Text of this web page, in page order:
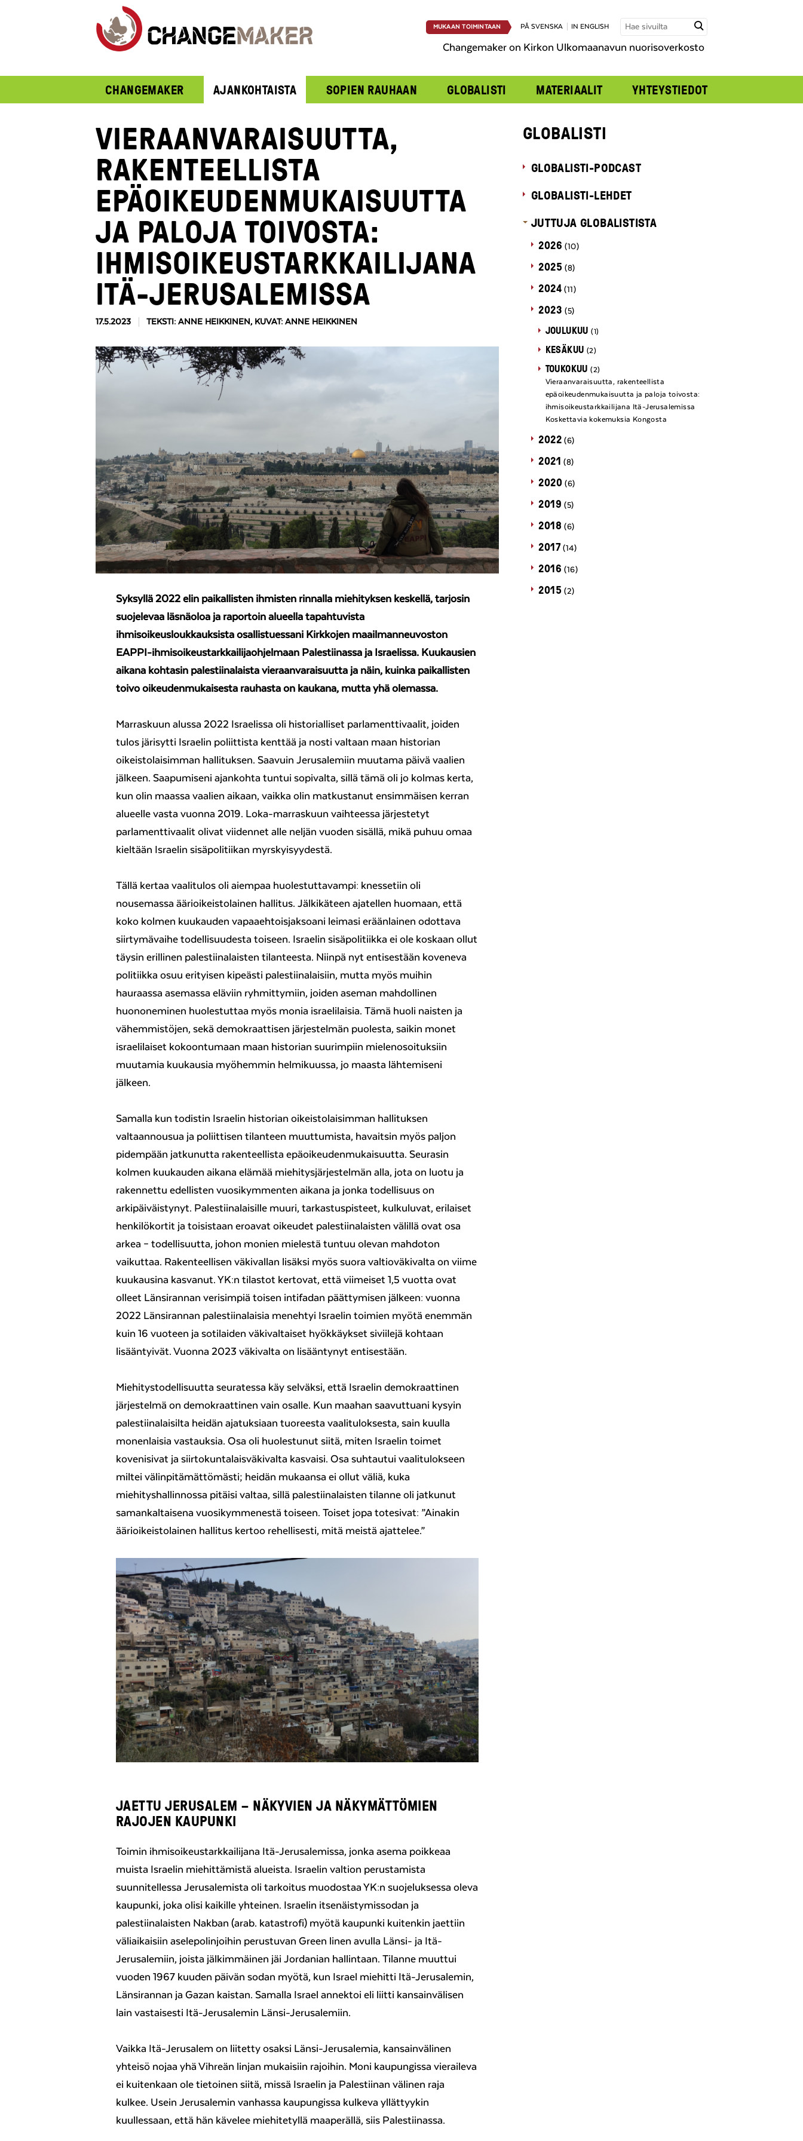
MUKAAN TOIMINTAAN PÅ SVENSKA IN ENGLISH
Changemaker on Kirkon Ulkomaanavun nuorisoverkosto
CHANGEMAKER AJANKOHTAISTA SOPIEN RAUHAAN GLOBALISTI MATERIAALIT YHTEYSTIEDOT
VIERAANVARAISUUTTA,
RAKENTEELLISTA
EPÄOIKEUDENMUKAISUUTTA
JA PALOJA TOIVOSTA:
IHMISOIKEUSTARKKAILIJANA
ITÄ-JERUSALEMISSA
17.5.2023 TEKSTI: ANNE HEIKKINEN, KUVAT: ANNE HEIKKINEN
Syksyllä 2022 elin paikallisten ihmisten rinnalla miehityksen keskellä, tarjosin
suojelevaa läsnäoloa ja raportoin alueella tapahtuvista
ihmisoikeusloukkauksista osallistuessani Kirkkojen maailmanneuvoston
EAPPI-ihmisoikeustarkkailijaohjelmaan Palestiinassa ja Israelissa. Kuukausien
aikana kohtasin palestiinalaista vieraanvaraisuutta ja näin, kuinka paikallisten
toivo oikeudenmukaisesta rauhasta on kaukana, mutta yhä olemassa.
Marraskuun alussa 2022 Israelissa oli historialliset parlamenttivaalit, joiden
tulos järisytti Israelin poliittista kenttää ja nosti valtaan maan historian
oikeistolaisimman hallituksen. Saavuin Jerusalemiin muutama päivä vaalien
jälkeen. Saapumiseni ajankohta tuntui sopivalta, sillä tämä oli jo kolmas kerta,
kun olin maassa vaalien aikaan, vaikka olin matkustanut ensimmäisen kerran
alueelle vasta vuonna 2019. Loka-marraskuun vaihteessa järjestetyt
parlamenttivaalit olivat viidennet alle neljän vuoden sisällä, mikä puhuu omaa
kieltään Israelin sisäpolitiikan myrskyisyydestä.
Tällä kertaa vaalitulos oli aiempaa huolestuttavampi: knessetiin oli
nousemassa äärioikeistolainen hallitus. Jälkikäteen ajatellen huomaan, että
koko kolmen kuukauden vapaaehtoisjaksoani leimasi eräänlainen odottava
siirtymävaihe todellisuudesta toiseen. Israelin sisäpolitiikka ei ole koskaan ollut
täysin erillinen palestiinalaisten tilanteesta. Niinpä nyt entisestään koveneva
politiikka osuu erityisen kipeästi palestiinalaisiin, mutta myös muihin
hauraassa asemassa eläviin ryhmittymiin, joiden aseman mahdollinen
huononeminen huolestuttaa myös monia israelilaisia. Tämä huoli naisten ja
vähemmistöjen, sekä demokraattisen järjestelmän puolesta, saikin monet
israelilaiset kokoontumaan maan historian suurimpiin mielenosoituksiin
muutamia kuukausia myöhemmin helmikuussa, jo maasta lähtemiseni
jälkeen.
Samalla kun todistin Israelin historian oikeistolaisimman hallituksen
valtaannousua ja poliittisen tilanteen muuttumista, havaitsin myös paljon
pidempään jatkunutta rakenteellista epäoikeudenmukaisuutta. Seurasin
kolmen kuukauden aikana elämää miehitysjärjestelmän alla, jota on luotu ja
rakennettu edellisten vuosikymmenten aikana ja jonka todellisuus on
arkipäiväistynyt. Palestiinalaisille muuri, tarkastuspisteet, kulkuluvat, erilaiset
henkilökortit ja toisistaan eroavat oikeudet palestiinalaisten välillä ovat osa
arkea – todellisuutta, johon monien mielestä tuntuu olevan mahdoton
vaikuttaa. Rakenteellisen väkivallan lisäksi myös suora valtioväkivalta on viime
kuukausina kasvanut. YK:n tilastot kertovat, että viimeiset 1,5 vuotta ovat
olleet Länsirannan verisimpiä toisen intifadan päättymisen jälkeen: vuonna
2022 Länsirannan palestiinalaisia menehtyi Israelin toimien myötä enemmän
kuin 16 vuoteen ja sotilaiden väkivaltaiset hyökkäykset siviilejä kohtaan
lisääntyivät. Vuonna 2023 väkivalta on lisääntynyt entisestään.
Miehitystodellisuutta seuratessa käy selväksi, että Israelin demokraattinen
järjestelmä on demokraattinen vain osalle. Kun maahan saavuttuani kysyin
palestiinalaisilta heidän ajatuksiaan tuoreesta vaalituloksesta, sain kuulla
monenlaisia vastauksia. Osa oli huolestunut siitä, miten Israelin toimet
kovenisivat ja siirtokuntalaisväkivalta kasvaisi. Osa suhtautui vaalitulokseen
miltei välinpitämättömästi; heidän mukaansa ei ollut väliä, kuka
miehityshallinnossa pitäisi valtaa, sillä palestiinalaisten tilanne oli jatkunut
samankaltaisena vuosikymmenestä toiseen. Toiset jopa totesivat: ”Ainakin
äärioikeistolainen hallitus kertoo rehellisesti, mitä meistä ajattelee.”
JAETTU JERUSALEM – NÄKYVIEN JA NÄKYMÄTTÖMIEN
RAJOJEN KAUPUNKI
Toimin ihmisoikeustarkkailijana Itä-Jerusalemissa, jonka asema poikkeaa
muista Israelin miehittämistä alueista. Israelin valtion perustamista
suunnitellessa Jerusalemista oli tarkoitus muodostaa YK:n suojeluksessa oleva
kaupunki, joka olisi kaikille yhteinen. Israelin itsenäistymissodan ja
palestiinalaisten Nakban (arab. katastrofi) myötä kaupunki kuitenkin jaettiin
väliaikaisiin aselepolinjoihin perustuvan Green linen avulla Länsi- ja Itä-
Jerusalemiin, joista jälkimmäinen jäi Jordanian hallintaan. Tilanne muuttui
vuoden 1967 kuuden päivän sodan myötä, kun Israel miehitti Itä-Jerusalemin,
Länsirannan ja Gazan kaistan. Samalla Israel annektoi eli liitti kansainvälisen
lain vastaisesti Itä-Jerusalemin Länsi-Jerusalemiin.
Vaikka Itä-Jerusalem on liitetty osaksi Länsi-Jerusalemia, kansainvälinen
yhteisö nojaa yhä Vihreän linjan mukaisiin rajoihin. Moni kaupungissa vieraileva
ei kuitenkaan ole tietoinen siitä, missä Israelin ja Palestiinan välinen raja
kulkee. Usein Jerusalemin vanhassa kaupungissa kulkeva yllättyykin
kuullessaan, että hän kävelee miehitetyllä maaperällä, siis Palestiinassa.
GLOBALISTI
GLOBALISTI-PODCAST
GLOBALISTI-LEHDET
JUTTUJA GLOBALISTISTA
2026 (10)
2025 (8)
2024 (11)
2023 (5)
JOULUKUU (1)
KESÄKUU (2)
TOUKOKUU (2)
Vieraanvaraisuutta, rakenteellista
epäoikeudenmukaisuutta ja paloja toivosta:
ihmisoikeustarkkailijana Itä-Jerusalemissa
Koskettavia kokemuksia Kongosta
2022 (6)
2021 (8)
2020 (6)
2019 (5)
2018 (6)
2017 (14)
2016 (16)
2015 (2)